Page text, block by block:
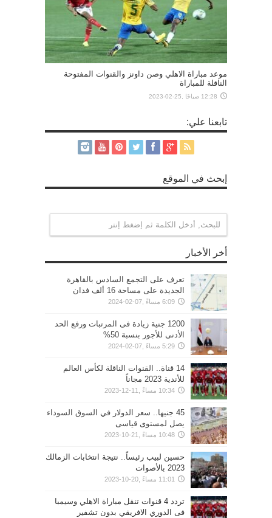
موعد مباراة الاهلي وصن داونز والقنوات المفتوحة
الناقلة للمباراة
12:28 صباحًا ,25-02-2023
تابعنا علي:
إبحث في الموقع
أخر الأخبار
تعرف على التجمع السادس بالقاهرة
الجديدة على مساحة 16 ألف فدان
6:09 مساءً ,07-02-2024
1200 جنية زيادة فى المرتبات ورفع الحد
الأدنى للأجور بنسبة 50%
5:29 مساءً ,07-02-2024
14 قناة.. القنوات الناقلة لكأس العالم
للأندية 2023 مجاناً
10:34 مساءً ,11-12-2023
45 جنيها.. سعر الدولار في السوق السوداء
يصل لمستوى قياسى
10:48 مساءً ,21-10-2023
حسين لبيب رئيساً.. نتيجة انتخابات الزمالك
2023 بالأصوات
11:01 مساءً ,20-10-2023
تردد 4 قنوات تنقل مباراة الاهلي وسيمبا
فى الدوري الافريقي بدون تشفير